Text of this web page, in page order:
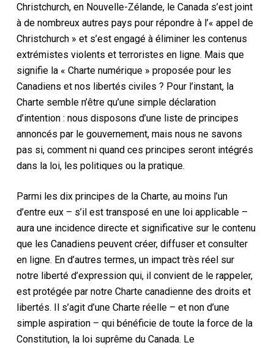
Christchurch, en Nouvelle-Zélande, le Canada s’est joint
à de nombreux autres pays pour répondre à l’« appel de
Christchurch » et s’est engagé à éliminer les contenus
extrémistes violents et terroristes en ligne. Mais que
signifie la « Charte numérique » proposée pour les
Canadiens et nos libertés civiles ? Pour l’instant, la
Charte semble n’être qu’une simple déclaration
d’intention : nous disposons d’une liste de principes
annoncés par le gouvernement, mais nous ne savons
pas si, comment ni quand ces principes seront intégrés
dans la loi, les politiques ou la pratique.
Parmi les dix principes de la Charte, au moins l’un
d’entre eux – s’il est transposé en une loi applicable –
aura une incidence directe et significative sur le contenu
que les Canadiens peuvent créer, diffuser et consulter
en ligne. En d’autres termes, un impact très réel sur
notre liberté d’expression qui, il convient de le rappeler,
est protégée par notre Charte canadienne des droits et
libertés. Il s’agit d’une Charte réelle – et non d’une
simple aspiration – qui bénéficie de toute la force de la
Constitution, la loi suprême du Canada. Le